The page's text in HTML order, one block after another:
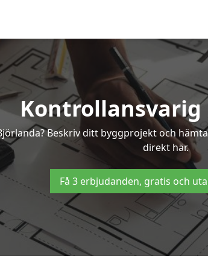
Kontrollansvarig
Beskriv ditt byggprojekt och
direkt här.
Få 3 erbjudanden, gratis och